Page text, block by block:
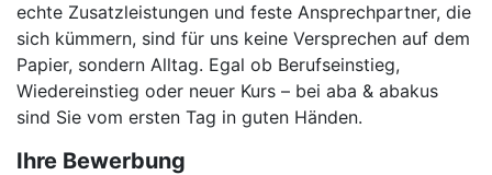
echte Zusatzleistungen und feste Ansprechpartner, die
sich kümmern, sind für uns keine Versprechen auf dem
Papier, sondern Alltag. Egal ob Berufseinstieg,
Wiedereinstieg oder neuer Kurs – bei aba & abakus
sind Sie vom ersten Tag in guten Händen.
Ihre Bewerbung